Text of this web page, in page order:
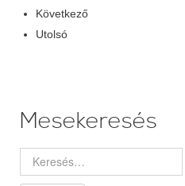
Következő
Utolsó
Mesekeresés